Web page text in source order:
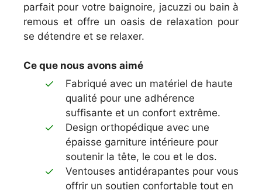
parfait pour votre baignoire, jacuzzi ou bain à
remous et offre un oasis de relaxation pour
se détendre et se relaxer.
Ce que nous avons aimé
Fabriqué avec un matériel de haute
qualité pour une adhérence
suffisante et un confort extrême.
Design orthopédique avec une
épaisse garniture intérieure pour
soutenir la tête, le cou et le dos.
Ventouses antidérapantes pour vous
offrir un soutien confortable tout en